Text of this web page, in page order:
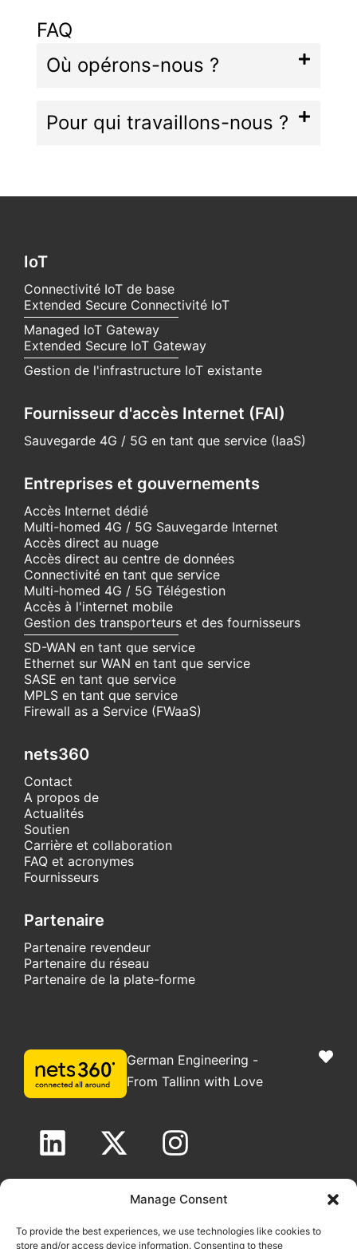
Manage Consent
To provide the best experiences, we use technologies like cookies to
store and/or access device information. Consenting to these
FAQ
Où opérons-nous ?
Pour qui travaillons-nous ?
IoT
Connectivité IoT de base
Extended Secure Connectivité IoT
Managed IoT Gateway
Extended Secure IoT Gateway
Gestion de l'infrastructure IoT existante
Fournisseur d'accès Internet (FAI)
Sauvegarde 4G / 5G en tant que service (IaaS)
Entreprises et gouvernements
Accès Internet dédié
Multi-homed 4G / 5G Sauvegarde Internet
Accès direct au nuage
Accès direct au centre de données
Connectivité en tant que service
Multi-homed 4G / 5G Télégestion
Accès à l'internet mobile
Gestion des transporteurs et des fournisseurs
SD-WAN en tant que service
Ethernet sur WAN en tant que service
SASE en tant que service
MPLS en tant que service
Firewall as a Service (FWaaS)
nets360
Contact
A propos de
Actualités
Soutien
Carrière et collaboration
FAQ et acronymes
Fournisseurs
Partenaire
Partenaire revendeur
Partenaire du réseau
Partenaire de la plate-forme
German Engineering -
From Tallinn with Love
Copyright nets360 OÜ 2025. Tous droits réservés